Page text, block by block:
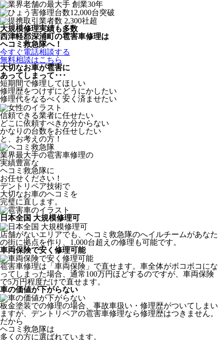
大規模修理実績も多数
西津軽郡深浦町の雹害車修理は
ヘコミ救急隊へ！
今すぐ電話相談する
無料相談はこちら
大切なお車が雹害に
あってしまって･･･
短期間で修理してほしい
修理歴をつけずにどうにかしたい
修理代をなるべく安く済ませたい
信頼できる業者に任せたい
どこに依頼すべきか分からない
かなりの台数をお任せしたい
と、お考えの方！
業界最大手の雹害車修理の
実績豊富な
ヘコミ救急隊に
お任せください！
デントリペア技術で
大切なお車のヘコミを
完璧に直します。
日本全国 大規模修理可
店舗がないエリアでも、ヘコミ救急隊のへイルチームがあなた
の街に拠点を作り、1,000台超えの修理も可能です。
車両保険で安く修理可能
雹害車修理は「車両保険」で直せます。車全体がボコボコにな
ってしまった場合、通常100万円ほどするのですが、車両保険
で5万円程度だけで直せます。
車の価値が下がらない
板金塗装での修理の場合、事故車扱い・修理歴がついてしまい
ますが、デントリペアの雹害車修理なら修理歴はつきません。
だから
ヘコミ救急隊は
多くの方に選ばれています。